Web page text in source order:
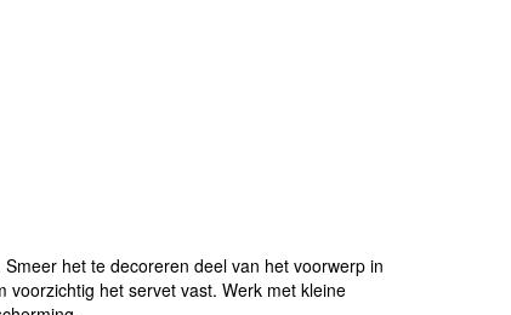
het te decoreren deel van het voorwerp in
voorzichtig het servet vast. Werk met kleine